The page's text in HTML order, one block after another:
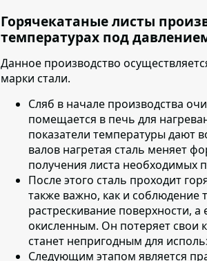
Горячекатаные листы
температурах под
Данное производство
марки стали.
Сляб в начале производства
помещается в печь для
показатели температуры дают
валов нагретая сталь меняет
получения листа необходимых
После этого сталь проходит
также важно, как и
растрескивание поверхности,
окисленным. Он потеряет свои
станет непригодным для
Следующим этапом является